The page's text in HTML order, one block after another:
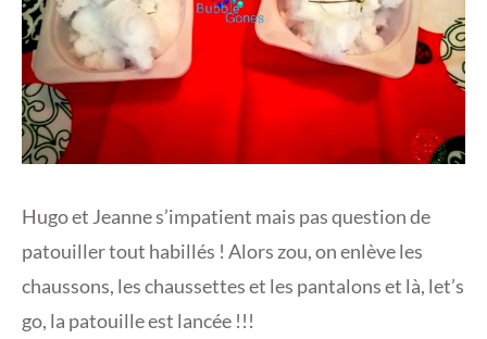
Hugo et Jeanne s’impatient mais pas question de
patouiller tout habillés ! Alors zou, on enlève les
chaussons, les chaussettes et les pantalons et là, let’s
go, la patouille est lancée !!!